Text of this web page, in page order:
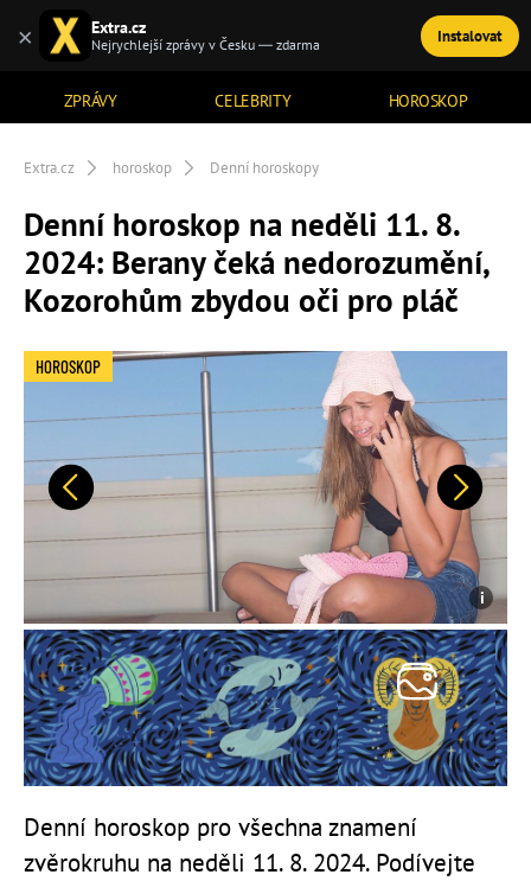
ZPRÁVY CELEBRITY HOROSKOP
TÉMATA
Extra.cz horoskop Denní horoskopy
Denní horoskop na neděli 11. 8.
2024: Berany čeká nedorozumění,
Kozorohům zbydou oči pro pláč
Předchozí Další
HOROSKOP
Denní horoskop pro všechna znamení
zvěrokruhu na neděli 11. 8. 2024. Podívejte
× Extra.cz
Nejrychlejší zprávy v Česku — zdarma Instalovat